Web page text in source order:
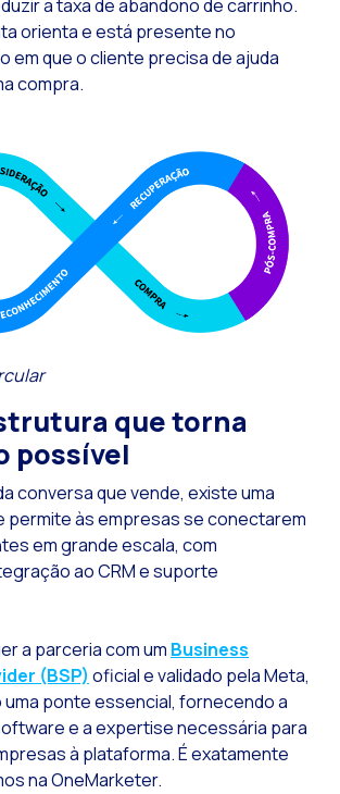
a taxa de abandono de carrinho.
orienta e está presente no
em que o cliente precisa de ajuda
compra.
que torna
possível
conversa que vende, existe uma
permite às empresas se conectarem
em grande escala, com
ao CRM e suporte
a parceria com um Business
(BSP) oficial e validado pela Meta,
uma ponte essencial, fornecendo a
e a expertise necessária para
à plataforma. É exatamente
na OneMarketer.